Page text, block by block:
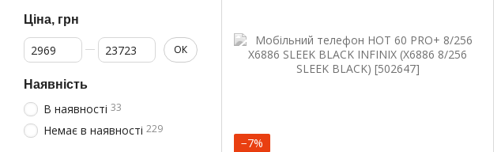
−7%
Ціна, грн
От Ціна, грн
До Ціна, грн ОК
Наявність
В наявності 33
Немає в наявності 229